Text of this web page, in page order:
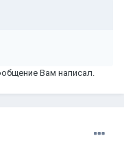
Вам написал.